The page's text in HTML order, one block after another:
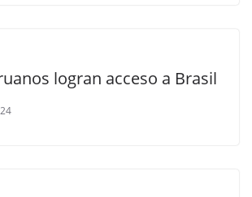
logran acceso a Brasil